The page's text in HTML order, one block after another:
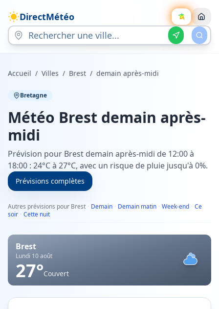
DirectMétéo
Accueil / Villes / Brest / demain après-midi
Bretagne
Météo Brest demain après-
midi
Prévision pour Brest demain après-midi de 12:00 à
18:00 : 24°C à 27°C, avec un risque de pluie jusqu'à 0%.
Prévisions complètes
Autres prévisions pour Brest · Demain · Demain matin · Week-end · Ce
soir · Cette nuit
Brest
Lundi 10 août
27°Couvert